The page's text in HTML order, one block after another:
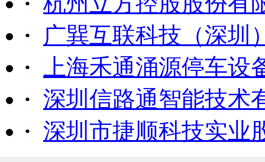
·
广巽互联科技（深圳
·
上海禾通涌源停车设
· 深圳信路通智能技术
· 深圳市捷顺科技实业